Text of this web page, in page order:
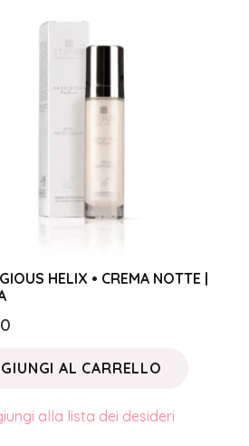
HELIX • CREMA NOTTE |
AL CARRELLO
alla lista dei desideri